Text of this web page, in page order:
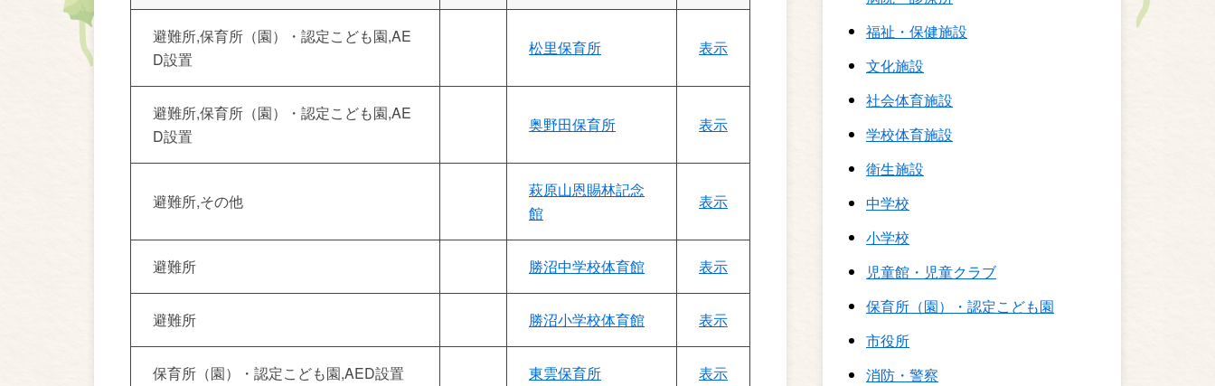
避難所保育所（園）・認定こども園 AE
D設置
松里保育所 表示
避難所保育所（園）・認定こども園 AE
D設置
奥野田保育所 表示
避難所 その他
萩原山恩賜林記念
館
表示
避難所 勝沼中学校体育館 表示
避難所 勝沼小学校体育館 表示
保育所（園）・認定こども園 AED設置 東雲保育所 表示
福祉・保健施設
文化施設
社会体育施設
学校体育施設
衛生施設
中学校
小学校
児童館・児童クラブ
保育所（園）・認定こども園
市役所
消防・警察